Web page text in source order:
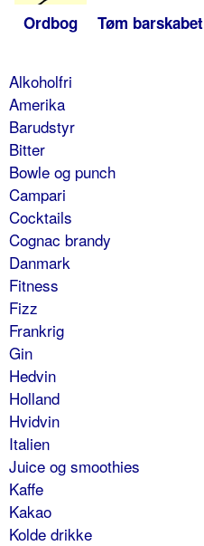
Ordbog Tøm barskabet
Alkoholfri
Amerika
Barudstyr
Bitter
Bowle og punch
Campari
Cocktails
Cognac brandy
Danmark
Fitness
Fizz
Frankrig
Gin
Hedvin
Holland
Hvidvin
Italien
Juice og smoothies
Kaffe
Kakao
Kolde drikke